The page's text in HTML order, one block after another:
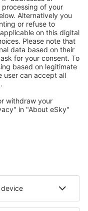
pentru utilizatorii
cabane,
utilizatorii eSky